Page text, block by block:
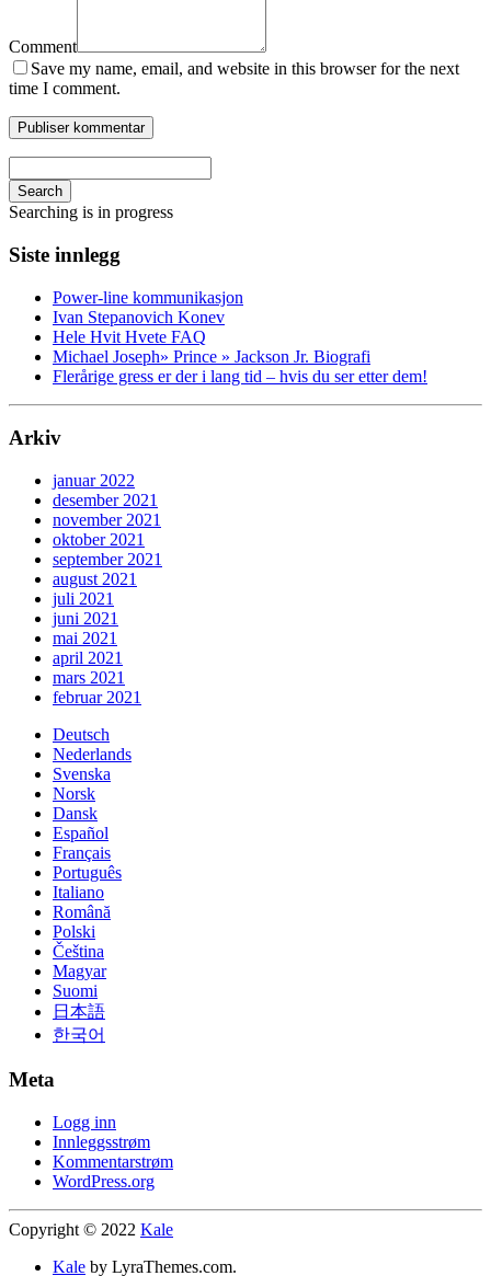
Comment
Save my name, email, and website in this browser for the next
time I comment.
Search
Searching is in progress
Siste innlegg
Power-line kommunikasjon
Ivan Stepanovich Konev
Hele Hvit Hvete FAQ
Michael Joseph» Prince » Jackson Jr. Biografi
Flerårige gress er der i lang tid – hvis du ser etter dem!
Arkiv
januar 2022
desember 2021
november 2021
oktober 2021
september 2021
august 2021
juli 2021
juni 2021
mai 2021
april 2021
mars 2021
februar 2021
Deutsch
Nederlands
Svenska
Norsk
Dansk
Español
Français
Português
Italiano
Română
Polski
Čeština
Magyar
Suomi
日本語
한국어
Meta
Logg inn
Innleggsstrøm
Kommentarstrøm
WordPress.org
Copyright © 2022 Kale
Kale by LyraThemes.com.